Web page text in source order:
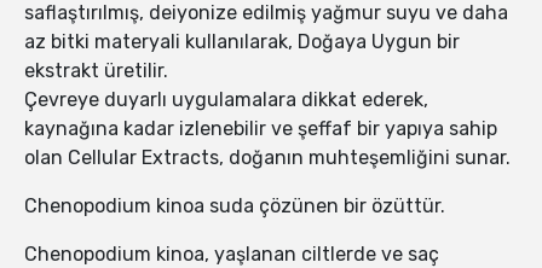
saflaştırılmış, deiyonize edilmiş yağmur suyu ve daha
az bitki materyali kullanılarak, Doğaya Uygun bir
ekstrakt üretilir.
Çevreye duyarlı uygulamalara dikkat ederek,
kaynağına kadar izlenebilir ve şeffaf bir yapıya sahip
olan Cellular Extracts, doğanın muhteşemliğini sunar.
Chenopodium kinoa suda çözünen bir özüttür.
Chenopodium kinoa, yaşlanan ciltlerde ve saç